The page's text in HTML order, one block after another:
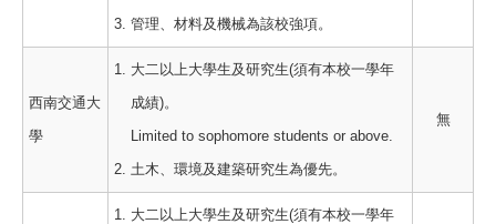
管理、材料及機械為該校強項。
西南交通大
學
大二以上大學生及研究生(須有本校一學年
成績)。
Limited to sophomore students or above.
土木、環境及建築研究生為優先。
無
大二以上大學生及研究生(須有本校一學年